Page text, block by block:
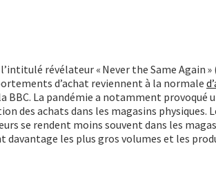
révélateur « Never the Same Again »
d’achat reviennent à la normale
BBC. La pandémie a notamment provoqué
des achats dans les magasins physiques.
se rendent moins souvent dans les
davantage les plus gros volumes et les